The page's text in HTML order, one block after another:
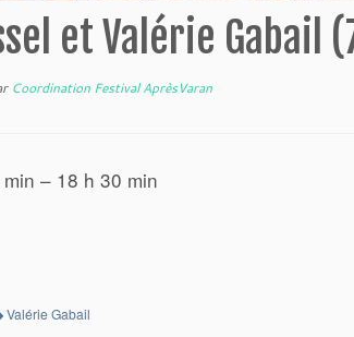
et Valérie Gabail
Coordination Festival AprèsVaran
– 18 h 30 min
Valérie Gabail